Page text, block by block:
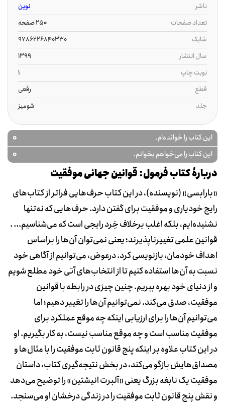
ناشر
نوین
تعداد صفحات
250 صفحه
شابک
9786226840330
سال انتشار
1399
نوبت چاپ
1
قطع
رقعی
جلد
شومیز
این کتاب را خوانده‌ام. 0
این کتاب را می‌خواهم بخوانم. 0
دربارۀ کتاب فرمول: قوانین جهانی موفقیت
«بارابسی» (نويسنده)، در این کتاب حرف‌هایی فراتر از کتاب‌های
رایج خودیاری و موفقیت برای گفتن دارد. حرف‌هایی که نه‌تنها
نشنیده‌ایم، بلکه اغلب برخلاف خِرد رایجی است که می‌شناسیم... .
قوانین علمی تغییرناپذیرند؛ یعنی ‌نمی‌توان آن‌ها ‌‌‌را براساس
اهداف خودمان، بازنویسی کرد. درعوض، می‌توانیم از آگاهی خود
نسبت به آن‌ها ‌‌‌استفاده کنیم تا از انتخاب‌های آتی خود مطلع شویم
و از دنیای خود بهره ببریم. چنین چیزی در رابطه با قوانین
موفقیت، صدق می‌کند. ‌نمی‌توانیم آن‌ها ‌‌‌را تغییر دهیم؛ اما
می‌توانیم آن‌ها ‌‌‌را برای ارزیابی اینکه چه موقع عملکرد برای
موفقیت مناسب است و چه موقع مناسب نیست، به کار بگیریم. او
در این کتاب علاوه بر اینکه پنج قانون ثابت موفقیت را با مثال‌ها و
مصداق‌هایش بازگو می‌کند، در بخش نتیجه‌گیری کتاب، داستان
موفقیت یک نابغه بزرگ یعنی «آلبرت انيشتین» را توضیح می‌دهد
و نقش پنج قانون ثابت موفقیت را در زندگی درخشان او می‌سنجد.